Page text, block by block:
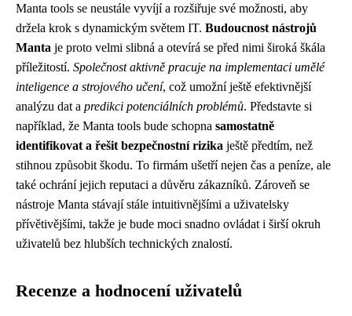
Manta tools se neustále vyvíjí a rozšiřuje své možnosti, aby
držela krok s dynamickým světem IT. Budoucnost nástrojů
Manta je proto velmi slibná a otevírá se před nimi široká škála
příležitostí. Společnost aktivně pracuje na implementaci umělé
inteligence a strojového učení, což umožní ještě efektivnější
analýzu dat a predikci potenciálních problémů. Představte si
například, že Manta tools bude schopna samostatně
identifikovat a řešit bezpečnostní rizika ještě předtím, než
stihnou způsobit škodu. To firmám ušetří nejen čas a peníze, ale
také ochrání jejich reputaci a důvěru zákazníků. Zároveň se
nástroje Manta stávají stále intuitivnějšími a uživatelsky
přívětivějšími, takže je bude moci snadno ovládat i širší okruh
uživatelů bez hlubších technických znalostí.
Recenze a hodnocení uživatelů